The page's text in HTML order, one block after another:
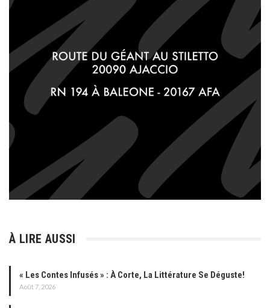
À LIRE AUSSI
« Les Contes Infusés » : À Corte, La Littérature Se Déguste!
Août 7, 2026